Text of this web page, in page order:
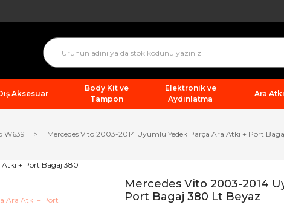
Aksesuar
Body Kit ve
Tampon
Elektronik ve
Aydınlatma
Ara
W639 Mercedes Vito 2003-2014 Uyumlu Yedek Parça Ara Atkı + Port
Mercedes Vito 2003-2014
Port Bagaj 380 Lt Beyaz